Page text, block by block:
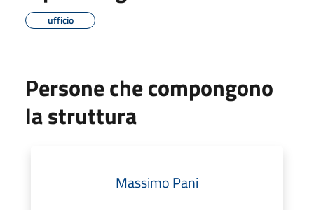
ufficio
Persone che compongono
la struttura
Massimo Pani